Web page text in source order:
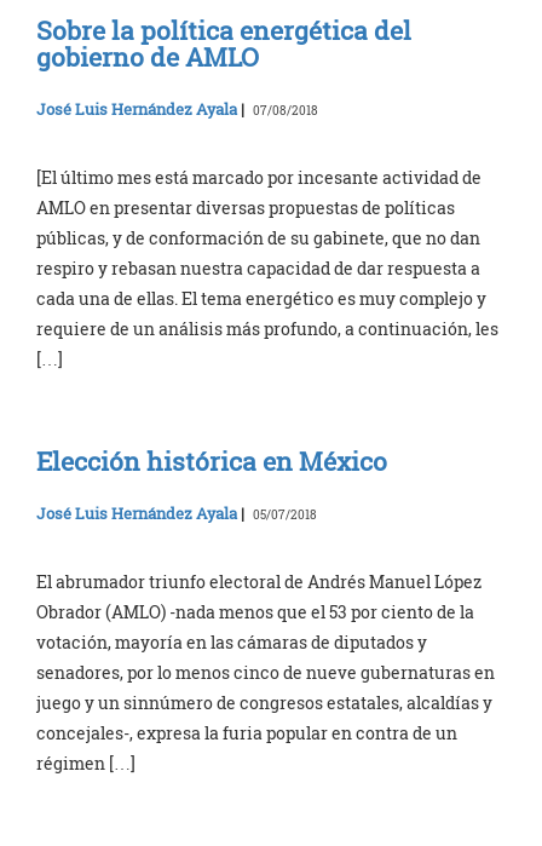
Sobre la política energética del
gobierno de AMLO
José Luis Hernández Ayala | 07/08/2018
[El último mes está marcado por incesante actividad de
AMLO en presentar diversas propuestas de políticas
públicas, y de conformación de su gabinete, que no dan
respiro y rebasan nuestra capacidad de dar respuesta a
cada una de ellas. El tema energético es muy complejo y
requiere de un análisis más profundo, a continuación, les
[…]
Elección histórica en México
José Luis Hernández Ayala | 05/07/2018
El abrumador triunfo electoral de Andrés Manuel López
Obrador (AMLO) -nada menos que el 53 por ciento de la
votación, mayoría en las cámaras de diputados y
senadores, por lo menos cinco de nueve gubernaturas en
juego y un sinnúmero de congresos estatales, alcaldías y
concejales-, expresa la furia popular en contra de un
régimen […]